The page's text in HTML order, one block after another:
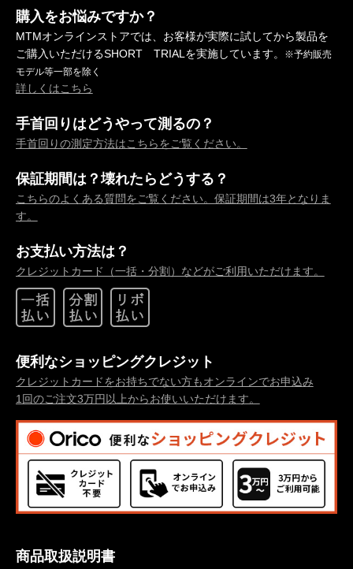
購入をお悩みですか？
MTMオンラインストアでは、お客様が実際に試してから製品を
ご購入いただけるSHORT TRIALを実施しています。
※予約販売
モデル等一部を除く
詳しくはこちら
手首回りはどうやって測るの？
手首回りの測定方法はこちらをご覧ください。
保証期間は？壊れたらどうする？
こちらのよくある質問をご覧ください。保証期間は3年となりま
す。
お支払い方法は？
クレジットカード（一括・分割）などがご利用いただけます。
便利なショッピングクレジット
クレジットカードをお持ちでない方もオンラインでお申込み
1回のご注文3万円以上からお使いいただけます。
商品取扱説明書